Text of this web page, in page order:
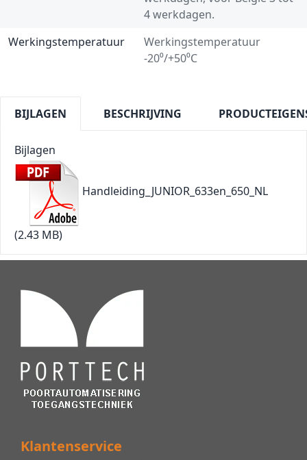
4 werkdagen.
Werkingstemperatuur
Werkingstemperatuur
-20⁰/+50⁰C
BIJLAGEN BESCHRIJVING
Bijlagen
Handleiding_JUNIOR_633en_650_NL
(2.43 MB)
Klantenservice